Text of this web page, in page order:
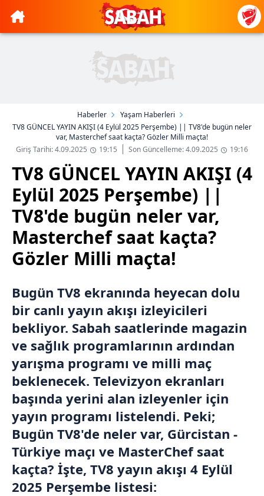
Haberler
Yaşam Haberleri
TV8 GÜNCEL YAYIN AKIŞI (4 Eylül 2025 Perşembe) || TV8'de bugün neler
var, Masterchef saat kaçta? Gözler Milli maçta!
Giriş Tarihi: 4.09.2025
19:15 Son Güncelleme: 4.09.2025 19:16
TV8 GÜNCEL YAYIN AKIŞI (4
Eylül 2025 Perşembe) ||
TV8'de bugün neler var,
Masterchef saat kaçta?
Gözler Milli maçta!
Bugün TV8 ekranında heyecan dolu
bir canlı yayın akışı izleyicileri
bekliyor. Sabah saatlerinde magazin
ve sağlık programlarının ardından
yarışma programı ve milli maç
beklenecek. Televizyon ekranları
başında yerini alan izleyenler için
yayın programı listelendi. Peki;
Bugün TV8'de neler var, Gürcistan -
Türkiye maçı ve MasterChef saat
kaçta? İşte, TV8 yayın akışı 4 Eylül
2025 Perşembe listesi: